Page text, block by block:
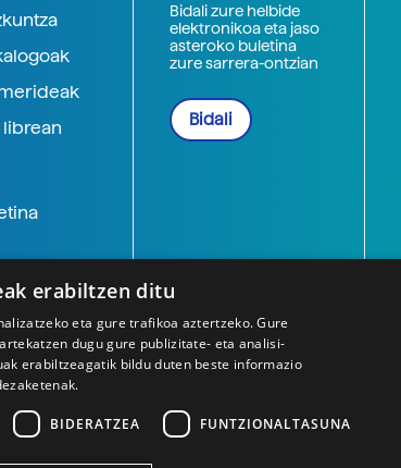
librean
Bidali zure helbide
elektronikoa eta jaso
asteroko buletina
zure sarrera-ontzian
Bidali
erabiltzen ditu
eta gure trafikoa aztertzeko. Gure
dugu gure publizitate- eta analisi-
erabiltzeagatik bildu duten beste informazio
BIDERATZEA FUNTZIONALTASUNA